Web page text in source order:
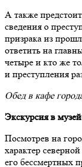
А также
сведения о
призрака из
ответить на
четыре и кто же
и преступления
Обед в кафе
Экскурсия в
Посмотрев на
характер
его бессмертных